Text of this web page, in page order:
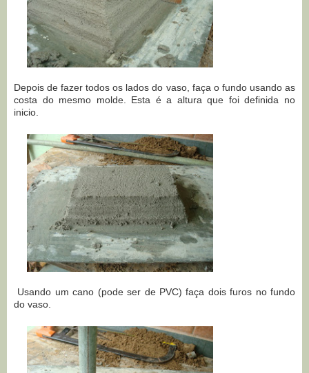
Depois de fazer todos os lados do vaso, faça o fundo usando as
costa do mesmo molde. Esta é a altura que foi definida no
inicio.
Usando um cano (pode ser de PVC) faça dois furos no fundo
do vaso.